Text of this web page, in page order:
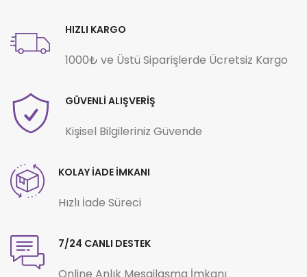
HIZLI KARGO
1000₺ ve Üstü Siparişlerde Ücretsiz Kargo
GÜVENLİ ALIŞVERİŞ
Kişisel Bilgileriniz Güvende
KOLAY İADE İMKANI
Hızlı İade Süreci
7/24 CANLI DESTEK